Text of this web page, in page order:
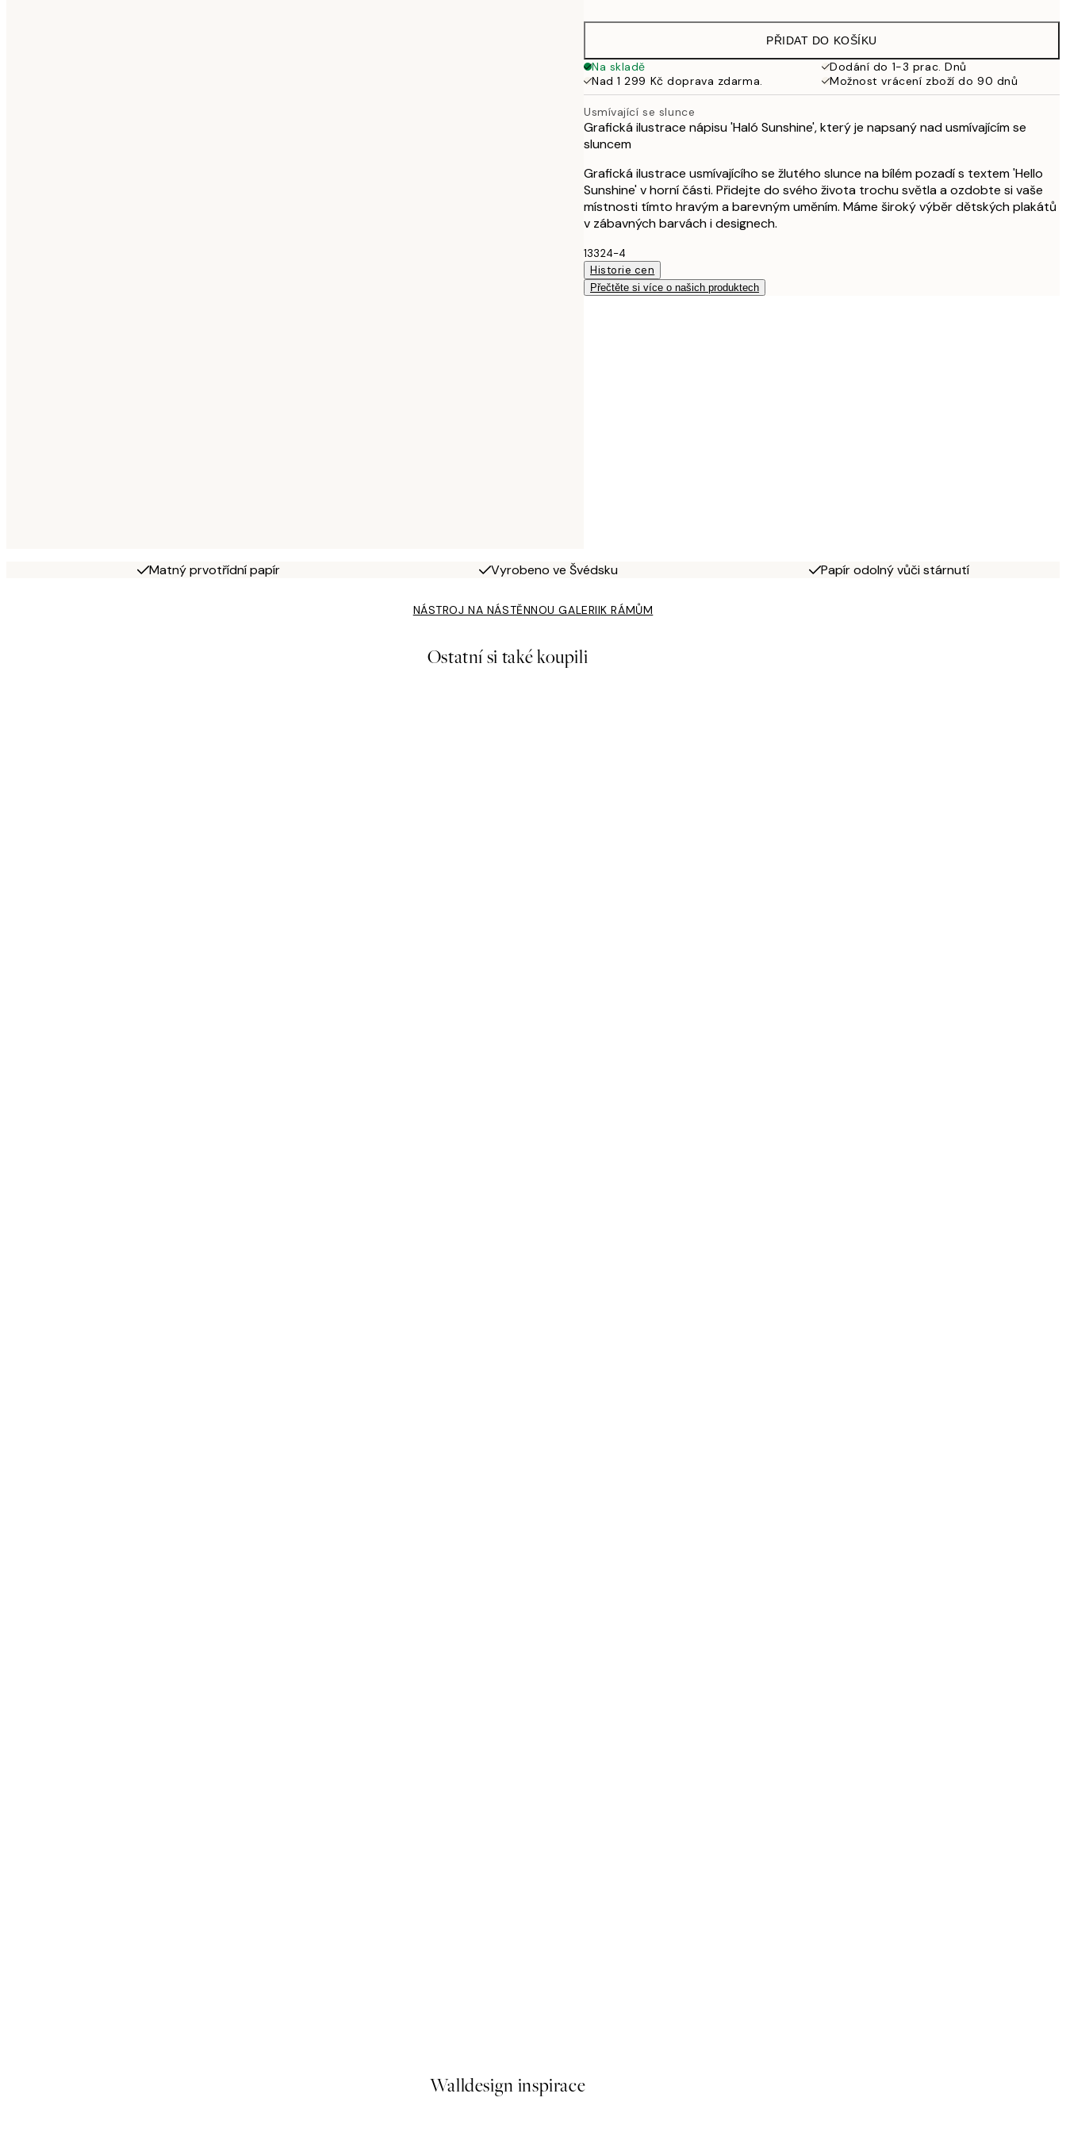
499 Kč
PŘIDAT DO KOŠÍKU
Na skladě
Dodání do 1-3 prac. Dnů
Nad 1 299 Kč doprava zdarma.
Možnost vrácení zboží do 90 dnů
Usmívající se slunce
Grafická ilustrace nápisu 'Haló Sunshine', který je napsaný nad usmívajícím se
sluncem
Grafická ilustrace usmívajícího se žlutého slunce na bílém pozadí s textem 'Hello
Sunshine' v horní části. Přidejte do svého života trochu světla a ozdobte si vaše
místnosti tímto hravým a barevným uměním. Máme široký výběr dětských plakátů
v zábavných barvách i designech.
13324-4
Historie cen
Přečtěte si více o našich produktech
Matný prvotřídní papír Vyrobeno ve Švédsku Papír odolný vůči stárnutí
NÁSTROJ NA NÁSTĚNNOU GALERIIK RÁMŮM
Ostatní si také koupili
Walldesign inspirace